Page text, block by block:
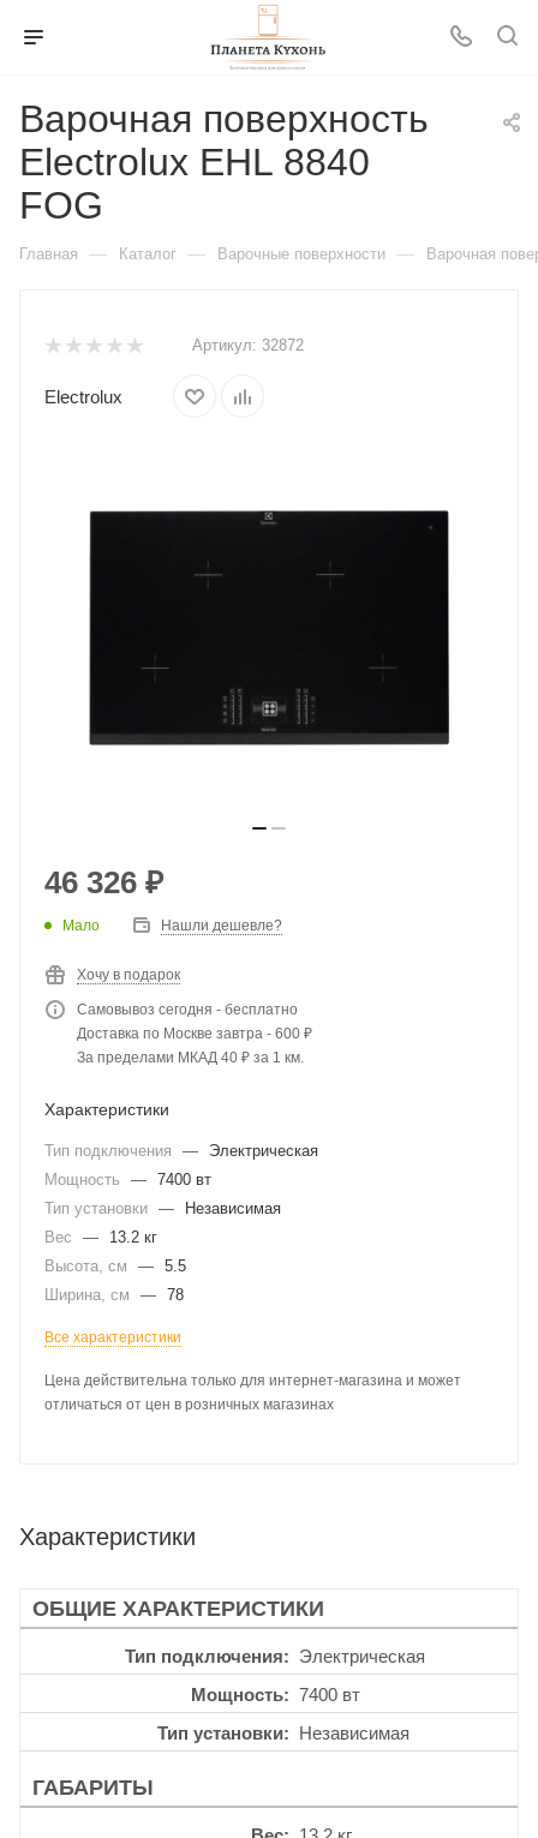
Варочная поверхность
Electrolux EHL 8840
FOG
Главная — Каталог — Варочные поверхности — Варочная
Артикул: 32872
Electrolux
46 326 ₽
Мало Нашли дешевле?
Хочу в подарок
Самовывоз сегодня - бесплатно
Доставка по Москве завтра - 600 ₽
За пределами МКАД 40 ₽ за 1 км.
Характеристики
Тип подключения —
Электрическая
Мощность
— 7400 вт
Тип установки —
Независимая
Вес
—
13.2 кг
Высота, см
— 5.5
Ширина, см
— 78
Все характеристики
Цена действительна только для интернет-магазина и может
отличаться от цен в розничных магазинах
Характеристики
ОБЩИЕ ХАРАКТЕРИСТИКИ
Тип подключения
Электрическая
Мощность
7400 вт
Тип установки
Независимая
ГАБАРИТЫ